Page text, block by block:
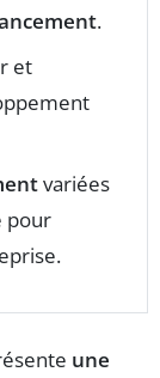
.
et
variées
pour
une